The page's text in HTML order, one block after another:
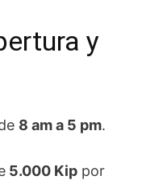
y
8 am a 5 pm.
5.000 Kip por